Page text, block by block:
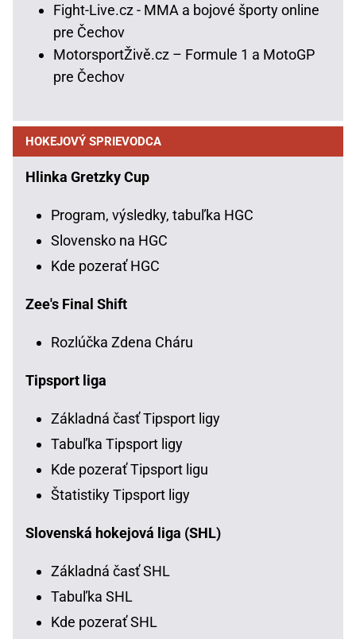
Fight-Live.cz - MMA a bojové športy online
pre Čechov
MotorsportŽivě.cz – Formule 1 a MotoGP
pre Čechov
HOKEJOVÝ SPRIEVODCA
Hlinka Gretzky Cup
Program, výsledky, tabuľka HGC
Slovensko na HGC
Kde pozerať HGC
Zee's Final Shift
Rozlúčka Zdena Cháru
Tipsport liga
Základná časť Tipsport ligy
Tabuľka Tipsport ligy
Kde pozerať Tipsport ligu
Štatistiky Tipsport ligy
Slovenská hokejová liga (SHL)
Základná časť SHL
Tabuľka SHL
Kde pozerať SHL